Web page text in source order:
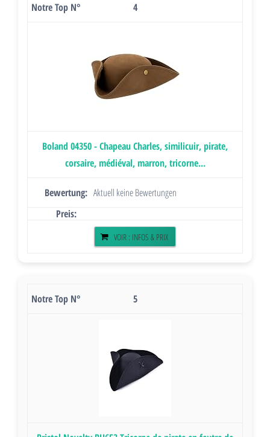
4
Boland 04350 - Chapeau Charles, similicuir, pirate,
corsaire, médiéval, marron, tricorne...
Aktuell keine Bewertungen
VOIR : INFOS & PRIX
5